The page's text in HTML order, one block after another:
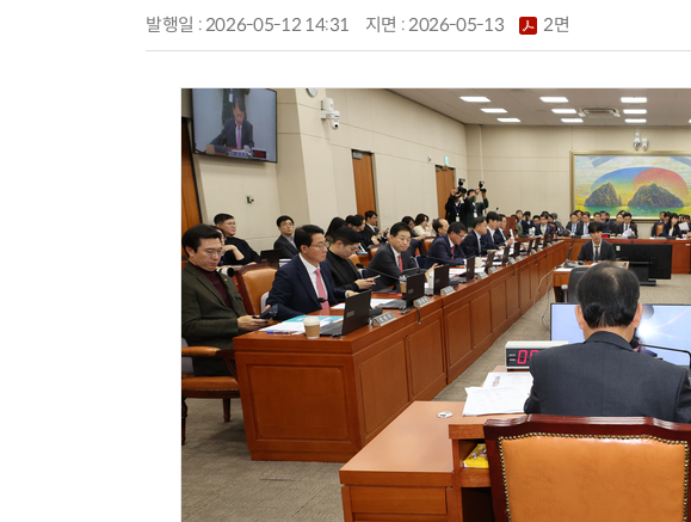
발행일 : 2026-05-12 14:31 지면 :2026-05-13 2면